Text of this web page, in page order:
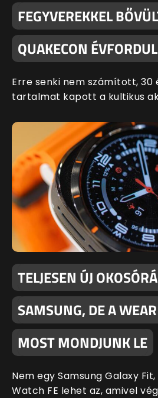
FEGYVEREKKEL
QUAKECON
Erre senki nem számított, 30
tartalmat kapott a kultikus
TELJESEN ÚJ
SAMSUNG, DE A
MOST MONDJUNK LE
Nem egy Samsung Galaxy
Watch FE lehet az, amivel